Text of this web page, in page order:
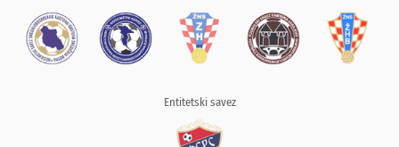
Entitetski savez